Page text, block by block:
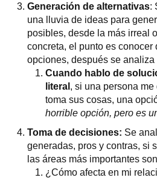
Generación de alternativas:
una lluvia de ideas para
posibles, desde la más irreal
concreta, el punto es conocer
opciones, después se
Cuando hablo de
literal , si una persona
toma sus cosas, una
horrible opción, pero es
Toma de decisiones: Se
generadas, pros y contras, si
las áreas más importantes
¿Cómo afecta en mi